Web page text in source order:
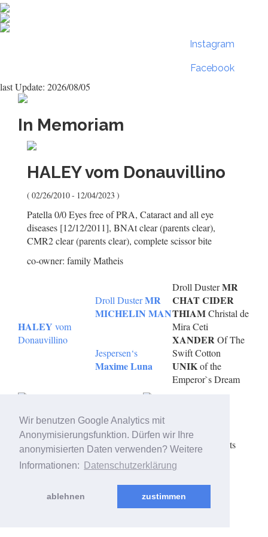
Wir benutzen Google Analytics mit
Anonymisierungsfunktion. Dürfen wir Ihre
anonymisierten Daten verwenden? Weitere
Informationen:
Datenschutzerklärung
ablehnen zustimmen
Instagram
Facebook
last Update: 2026/08/05
In Memoriam
HALEYvom Donauvillino
( 02/26/2010 - 12/04/2023 )
Patella 0/0 Eyes free of PRA, Cataract and all eye
diseases [12/12/2011], BNAt clear (parents clear),
CMR2 clear (parents clear), complete scissor bite
co-owner: family Matheis
HALEY vom
Donauvillino
Droll DusterMR
MICHELIN MAN
Droll DusterMR
CHAT CIDER
THIAMChristal de
Mira Ceti
Jespersen‘s
Maxime Luna
XANDEROf The
Swift Cotton
UNIKof the
Emperor`s Dream
© 2006 - 2026 created & supported byOBDesign - Oliver
Brinker- Copyright 2006 - 2026 - Anne Vischer - All rights